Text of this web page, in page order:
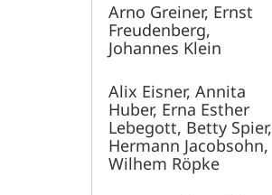
Nationalsozialismus
Arno Greiner, Ernst
Freudenberg,
Johannes Klein
Alix Eisner, Annita
Huber, Erna Esther
Lebegott, Betty Spier,
Hermann Jacobsohn,
Wilhem Röpke